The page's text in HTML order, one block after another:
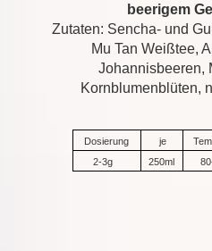
beerigem
Zutaten: Sencha- und
Mu Tan Weißtee,
Johannisbeeren,
Kornblumenblüten,
Dosierung je
2-3g
250ml